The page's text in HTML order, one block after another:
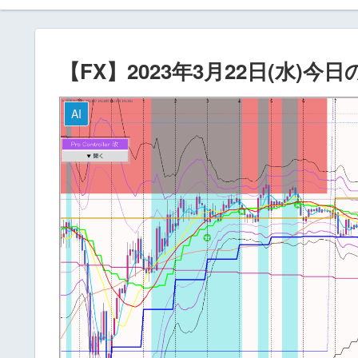
【FX】2023年3月22日(水)今日
AI